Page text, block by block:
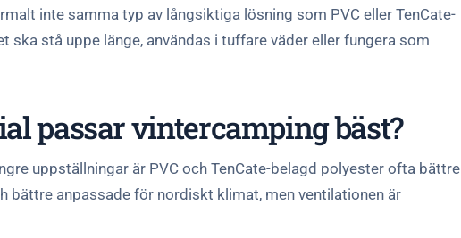
inte samma typ av långsiktiga lösning som PVC eller TenCate-
ska stå uppe länge, användas i tuffare väder eller fungera som
passar vintercamping bäst?
uppställningar är PVC och TenCate-belagd polyester ofta bättre
bättre anpassade för nordiskt klimat, men ventilationen är